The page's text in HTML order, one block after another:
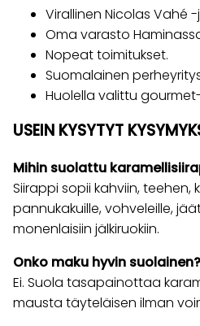
Virallinen Nicolas Vahé
Oma varasto
Nopeat toimitukset.
Suomalainen
Huolella valittu
USEIN KYSYTYT
Mihin suolattu
Siirappi sopii kahviin, teehen,
pannukakuille, vohveleille,
monenlaisiin jälkiruokiin.
Onko maku hyvin suolainen?
Ei. Suola tasapainottaa
mausta täyteläisen ilman